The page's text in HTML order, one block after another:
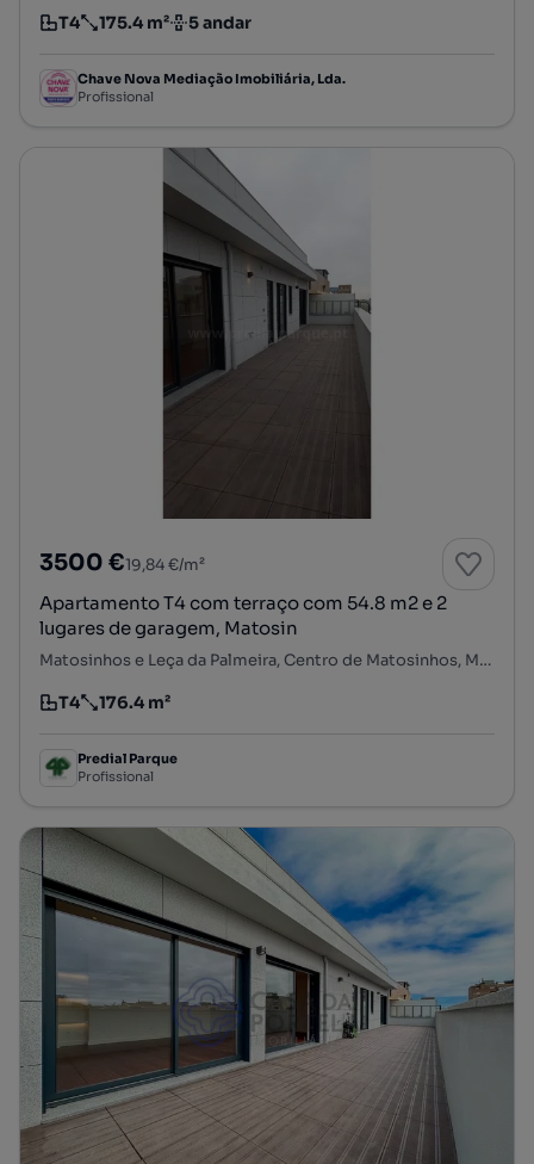
Tipologia
T4
Preço por metro quadrado
175.4 m²
Andar 5 andar
Chave Nova Mediação Imobiliária, Lda.
Profissional
3500 €19,84 €/m²
Apartamento T4 com terraço com 54.8 m2 e 2
lugares de garagem, Matosin
Matosinhos e Leça da Palmeira, Centro de Matosinhos, Matosinhos e Leça da Palmeira, Matosinhos, Porto
Tipologia
T4
Preço por metro quadrado
176.4 m²
Predial Parque
Profissional